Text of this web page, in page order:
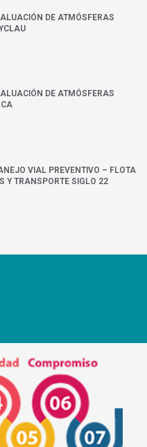
DE ATMÓSFERAS
DE ATMÓSFERAS
VIAL PREVENTIVO – FLOTA
Y TRANSPORTE SIGLO 22